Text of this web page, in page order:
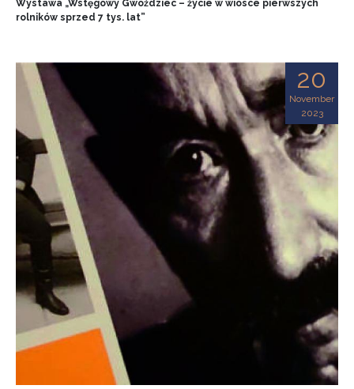
Wystawa „Wstęgowy Gwoździec – życie w wiosce pierwszych
rolników sprzed 7 tys. lat”
20
November
2023